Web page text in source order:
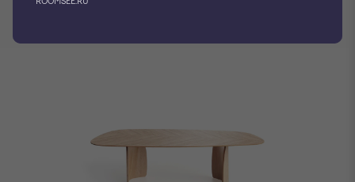
Фото производителя